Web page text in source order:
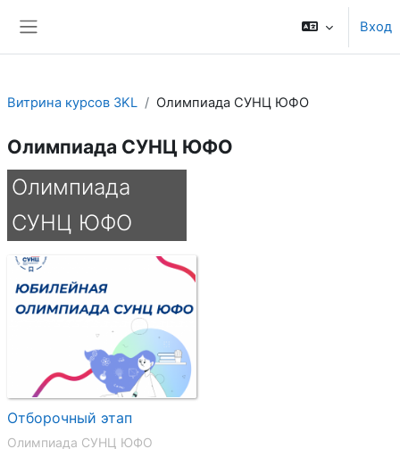
Вход
Витрина курсов 3KL Олимпиада СУНЦ ЮФО
Олимпиада СУНЦ ЮФО
Олимпиада
СУНЦ ЮФО
Отборочный этап
Олимпиада СУНЦ ЮФО